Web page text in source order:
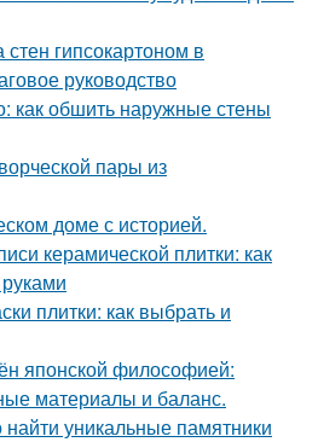
гипсокартоном в
руководство
как обшить наружные стены
пары из
доме с историей.
керамической плитки: как
плитки: как выбрать и
японской философией:
материалы и баланс.
уникальные памятники